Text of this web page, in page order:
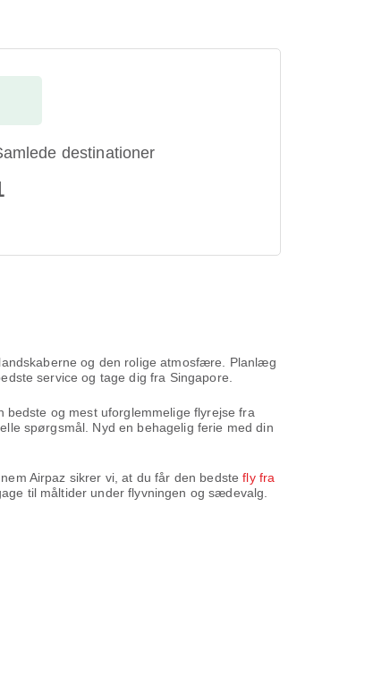
destinationer
og den rolige atmosfære. Planlæg
service og tage dig fra Singapore.
og mest uforglemmelige flyrejse fra
spørgsmål. Nyd en behagelig ferie med din
Airpaz sikrer vi, at du får den bedstefly fra
til måltider under flyvningen og sædevalg.